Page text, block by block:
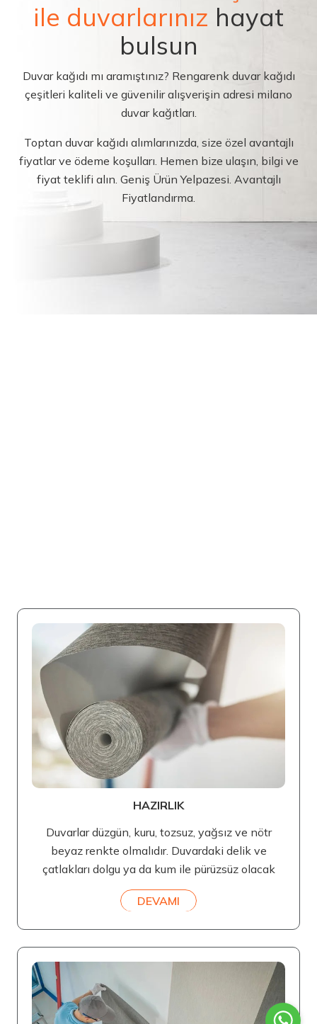
ile duvarlarınız hayat
bulsun
Duvar kağıdı mı aramıştınız? Rengarenk duvar kağıdı
çeşitleri kaliteli ve güvenilir alışverişin adresi milano
duvar kağıtları.
Toptan duvar kağıdı alımlarınızda, size özel avantajlı
fiyatlar ve ödeme koşulları. Hemen bize ulaşın, bilgi ve
fiyat teklifi alın. Geniş Ürün Yelpazesi. Avantajlı
Fiyatlandırma.
HAZIRLIK
Duvarlar düzgün, kuru, tozsuz, yağsız ve nötr
beyaz renkte olmalıdır. Duvardaki delik ve
çatlakları dolgu ya da kum ile pürüzsüz olacak
DEVAMI